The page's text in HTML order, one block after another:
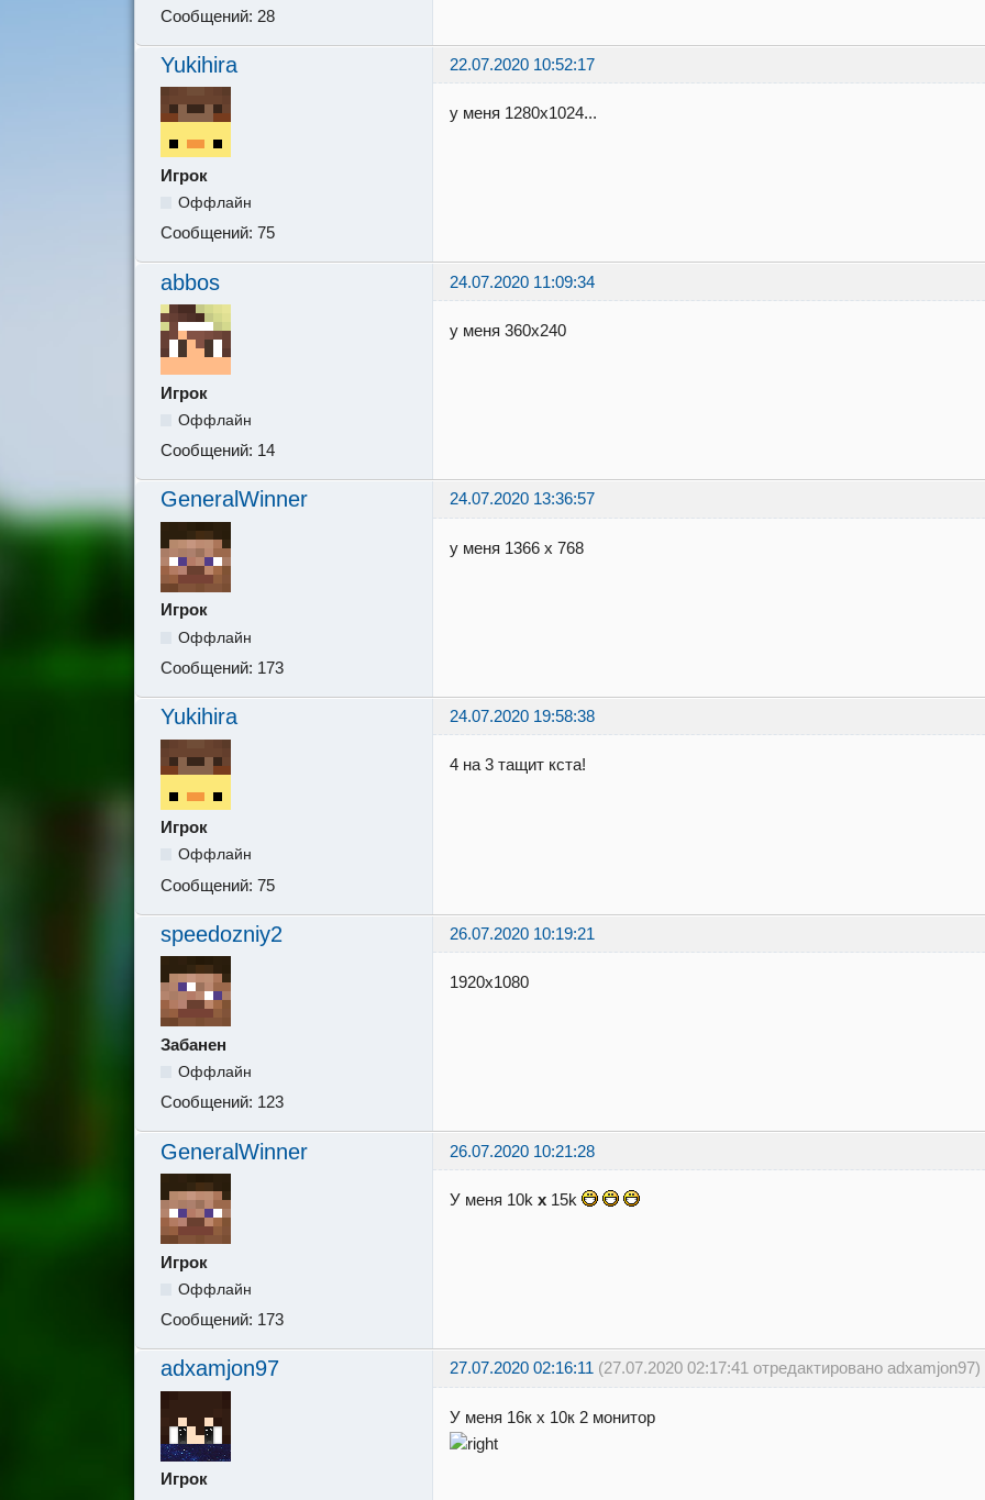
Сообщений: 28
Yukihira 22.07.2020 10:52:17
Игрок
Оффлайн
Сообщений: 75
у меня 1280х1024...
abbos 24.07.2020 11:09:34
Игрок
Оффлайн
Сообщений: 14
у меня 360x240
GeneralWinner 24.07.2020 13:36:57
Игрок
Оффлайн
Сообщений: 173
у меня 1366 х 768
Yukihira 24.07.2020 19:58:38
Игрок
Оффлайн
Сообщений: 75
4 на 3 тащит кста!
speedozniy2 26.07.2020 10:19:21
Забанен
Оффлайн
Сообщений: 123
1920x1080
GeneralWinner 26.07.2020 10:21:28
Игрок
Оффлайн
Сообщений: 173
У меня 10k x 15k
adxamjon97 27.07.2020 02:16:11 (27.07.2020 02:17:41 отредактировано adxamjon97)
Игрок
У меня 16к х 10к 2 монитор